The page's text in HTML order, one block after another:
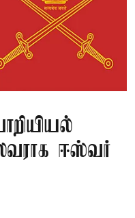
ஈஸ்வர்